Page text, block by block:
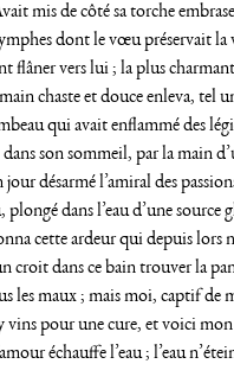
mis de côté sa torche
dont le vœu préservait la
flâner vers lui ; la plus
chaste et douce enleva, tel
qui avait enflammé des
son sommeil, par la main
jour désarmé l’amiral des
plongé dans l’eau d’une source
cette ardeur qui depuis lors
croit dans ce bain trouver la
les maux ; mais moi, captif de
vins pour une cure, et voici
échauffe l’eau ; l’eau